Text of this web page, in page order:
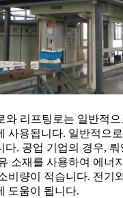
와 리프팅로는 일반적
사용됩니다. 일반적으
다. 공업 기업의 경우,
소재를 사용하여 에너
비량이 적습니다. 전기
도움이 됩니다.